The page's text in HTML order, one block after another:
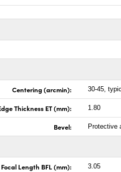
Centering (arcmin): 30-45,
Thickness ET (mm): 1.80
Bevel: Protective
Length BFL (mm): 3.05